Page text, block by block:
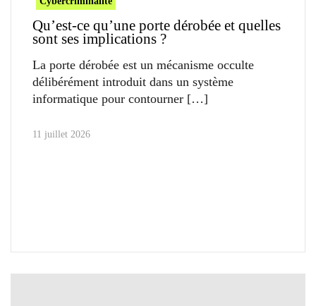
Qu’est-ce qu’une porte dérobée et quelles
sont ses implications ?
La porte dérobée est un mécanisme occulte
délibérément introduit dans un système
informatique pour contourner
11 juillet 2026